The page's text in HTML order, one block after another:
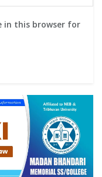
in this browser for